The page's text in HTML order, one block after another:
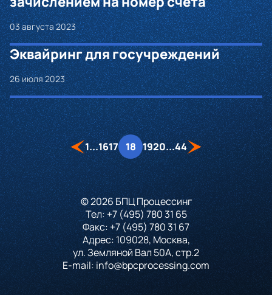
03 августа 2023
Эквайринг для госучреждений
26 июля 2023
1...1617 18 1920...44
© 2026 БПЦ Процессинг
Тел:+7 (495) 780 31 65
Факс:+7 (495) 780 31 67
Адрес: 109028, Москва,
ул. Земляной Вал 50А, стр.2
E-mail:info@bpcprocessing.com